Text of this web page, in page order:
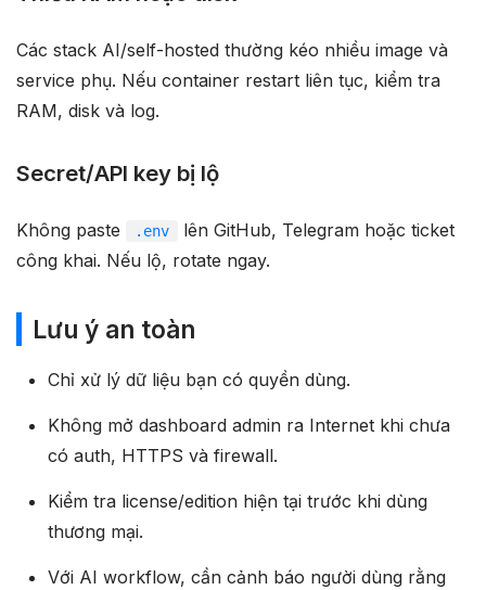
Các stack AI/self-hosted thường kéo nhiều image và
service phụ. Nếu container restart liên tục, kiểm tra
RAM, disk và log.
Secret/API key bị lộ
Không paste .env
lên GitHub, Telegram hoặc ticket
công khai. Nếu lộ, rotate ngay.
Lưu ý an toàn
Chỉ xử lý dữ liệu bạn có quyền dùng.
Không mở dashboard admin ra Internet khi chưa
có auth, HTTPS và firewall.
Kiểm tra license/edition hiện tại trước khi dùng
thương mại.
Với AI workflow, cần cảnh báo người dùng rằng